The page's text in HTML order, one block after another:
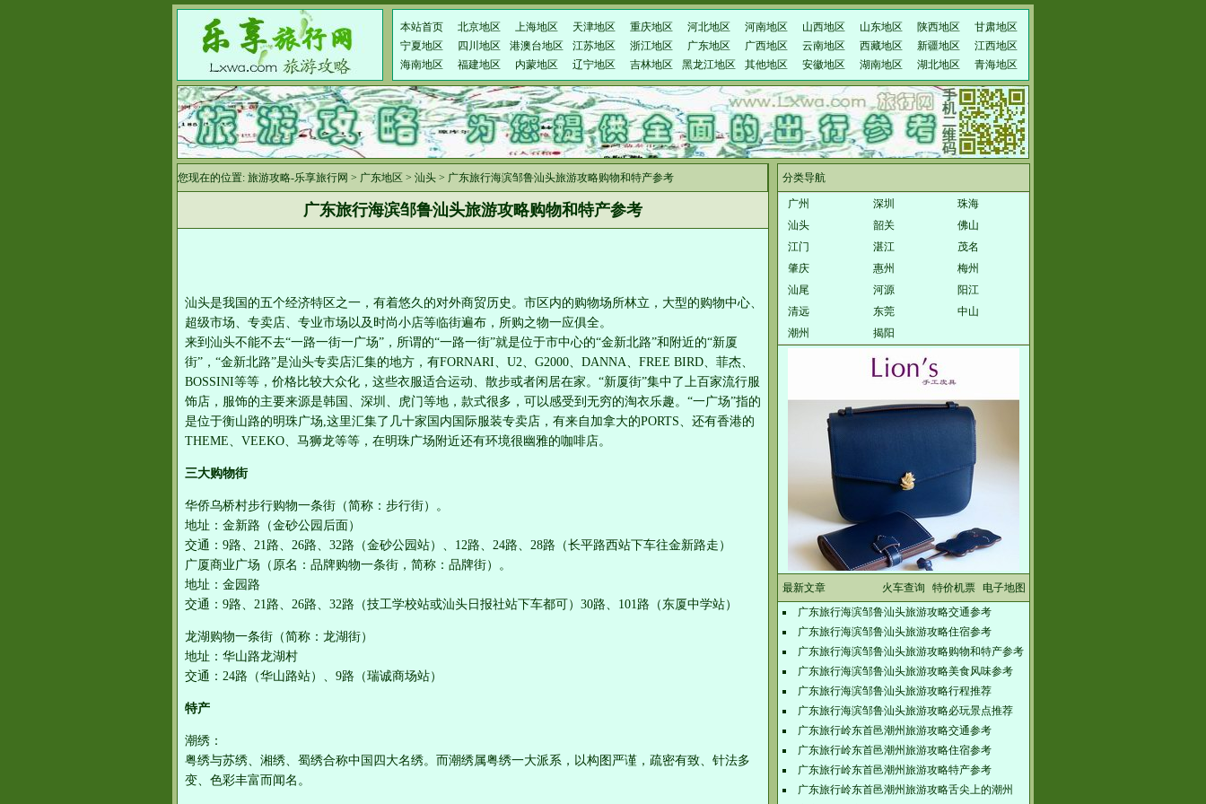
本站首页 北京地区 上海地区 天津地区 重庆地区 河北地区 河南地区 山西地区 山东地区 陕西地区
甘肃地区
宁夏地区
四川地区 港澳台地区 江苏地区 浙江地区 广东地区 广西地区 云南地区 西藏地区 新疆地区
江西地区
海南地区
福建地区 内蒙地区 辽宁地区 吉林地区 黑龙江地区 其他地区 安徽地区 湖南地区 湖北地区 青海地区
您现在的位置: 旅游攻略-乐享旅行网 > 广东地区 > 汕头 > 广东旅行海滨邹鲁汕头旅游攻略购物和特产参考
广东旅行海滨邹鲁汕头旅游攻略购物和特产参考
汕头是我国的五个经济特区之一，有着悠久的对外商贸历史。市区内的购物场所林立，大型的购物中心、
超级市场、专卖店、专业市场以及时尚小店等临街遍布，所购之物一应俱全。
来到汕头不能不去“一路一街一广场”，所谓的“一路一街”就是位于市中心的“金新北路”和附近的“新厦
街”，“金新北路”是汕头专卖店汇集的地方，有FORNARI、U2、G2000、DANNA、FREE BIRD、菲杰、
BOSSINI等等，价格比较大众化，这些衣服适合运动、散步或者闲居在家。“新厦街”集中了上百家流行服
饰店，服饰的主要来源是韩国、深圳、虎门等地，款式很多，可以感受到无穷的淘衣乐趣。“一广场”指的
是位于衡山路的明珠广场,这里汇集了几十家国内国际服装专卖店，有来自加拿大的PORTS、还有香港的
THEME、VEEKO、马狮龙等等，在明珠广场附近还有环境很幽雅的咖啡店。
三大购物街
华侨乌桥村步行购物一条街（简称：步行街）。
地址：金新路（金砂公园后面）
交通：9路、21路、26路、32路（金砂公园站）、12路、24路、28路（长平路西站下车往金新路走）
广厦商业广场（原名：品牌购物一条街，简称：品牌街）。
地址：金园路
交通：9路、21路、26路、32路（技工学校站或汕头日报社站下车都可）30路、101路（东厦中学站）
龙湖购物一条街（简称：龙湖街）
地址：华山路龙湖村
交通：24路（华山路站）、9路（瑞诚商场站）
特产
潮绣：
粤绣与苏绣、湘绣、蜀绣合称中国四大名绣。而潮绣属粤绣一大派系，以构图严谨，疏密有致、针法多
变、色彩丰富而闻名。
分类导航
广州 深圳
珠海
汕头
韶关
佛山
江门
湛江
茂名
肇庆
惠州
梅州
汕尾
河源
阳江
清远
东莞
中山
潮州
揭阳
最新文章 火车查询 特价机票
电子地图
广东旅行海滨邹鲁汕头旅游攻略交通参考
广东旅行海滨邹鲁汕头旅游攻略住宿参考
广东旅行海滨邹鲁汕头旅游攻略购物和特产参考
广东旅行海滨邹鲁汕头旅游攻略美食风味参考
广东旅行海滨邹鲁汕头旅游攻略行程推荐
广东旅行海滨邹鲁汕头旅游攻略必玩景点推荐
广东旅行岭东首邑潮州旅游攻略交通参考
广东旅行岭东首邑潮州旅游攻略住宿参考
广东旅行岭东首邑潮州旅游攻略特产参考
广东旅行岭东首邑潮州旅游攻略舌尖上的潮州